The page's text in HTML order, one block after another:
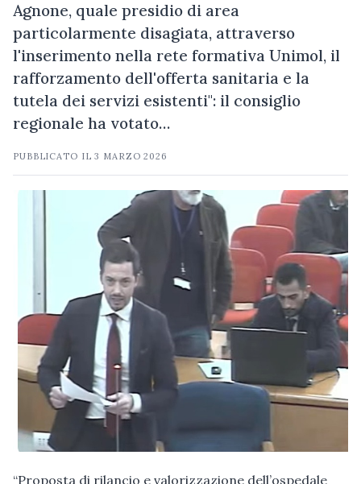
Agnone, quale presidio di area
particolarmente disagiata, attraverso
l'inserimento nella rete formativa Unimol, il
rafforzamento dell'offerta sanitaria e la
tutela dei servizi esistenti": il consiglio
regionale ha votato…
PUBBLICATO IL3 MARZO 2026
“Proposta di rilancio e valorizzazione dell’ospedale